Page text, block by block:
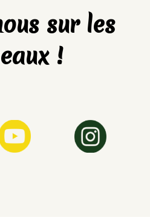
sur les
!